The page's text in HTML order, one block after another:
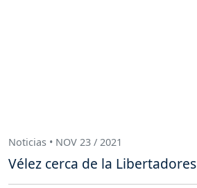
Noticias • NOV 23 / 2021
Vélez cerca de la Libertadores